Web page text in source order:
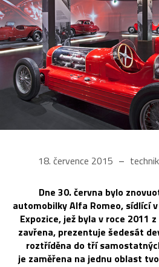
18. července 2015
Dne 30. června bylo
automobilky Alfa Romeo, sídlící
Expozice, jež byla v roce 2011
zavřena, prezentuje šedesát
roztříděna do tří
je zaměřena na jednu oblast